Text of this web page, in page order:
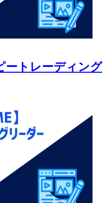
ートレーディング